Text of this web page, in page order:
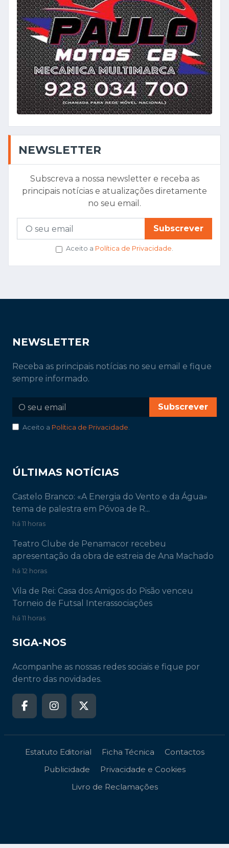
NEWSLETTER
Subscreva a nossa newsletter e receba as
principais notícias e atualizações diretamente
no seu email.
Subscrever
Aceito a Política de Privacidade.
NEWSLETTER
Receba as principais notícias no seu email e fique
sempre informado.
Subscrever
Aceito a Política de Privacidade.
ÚLTIMAS NOTÍCIAS
Castelo Branco: «A Energia do Vento e da Água»
tema de palestra em Póvoa de R...
há 11 horas
Teatro Clube de Penamacor recebeu
apresentação da obra de estreia de Ana Machado
há 12 horas
Vila de Rei: Casa dos Amigos do Pisão venceu
Torneio de Futsal Interassociações
há 11 horas
SIGA-NOS
Acompanhe as nossas redes sociais e fique por
dentro das novidades.
Estatuto Editorial Ficha Técnica
Contactos
Publicidade
Privacidade e Cookies
Livro de Reclamações